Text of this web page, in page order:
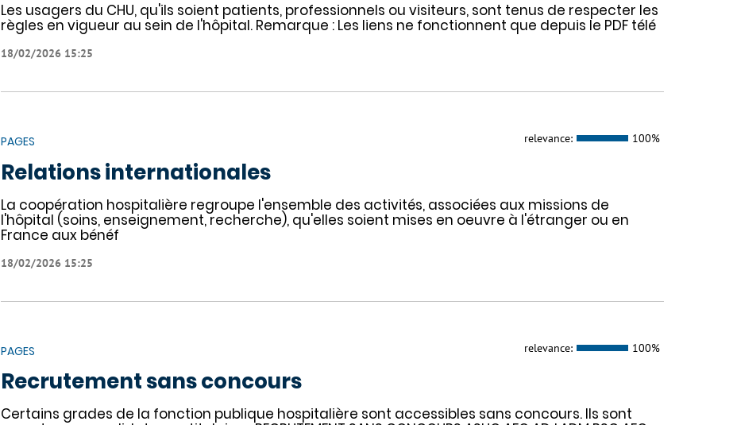
Les usagers du CHU, qu'ils soient patients, professionnels ou visiteurs, sont tenus de respecter les
règles en vigueur au sein de l'hôpital. Remarque : Les liens ne fonctionnent que depuis le PDF télé
18/02/2026 15:25
PAGES relevance: 100%
Relations internationales
La coopération hospitalière regroupe l'ensemble des activités, associées aux missions de
l'hôpital (soins, enseignement, recherche), qu'elles soient mises en oeuvre à l'étranger ou en
France aux bénéf
18/02/2026 15:25
PAGES relevance: 100%
Recrutement sans concours
Certains grades de la fonction publique hospitalière sont accessibles sans concours. Ils sont